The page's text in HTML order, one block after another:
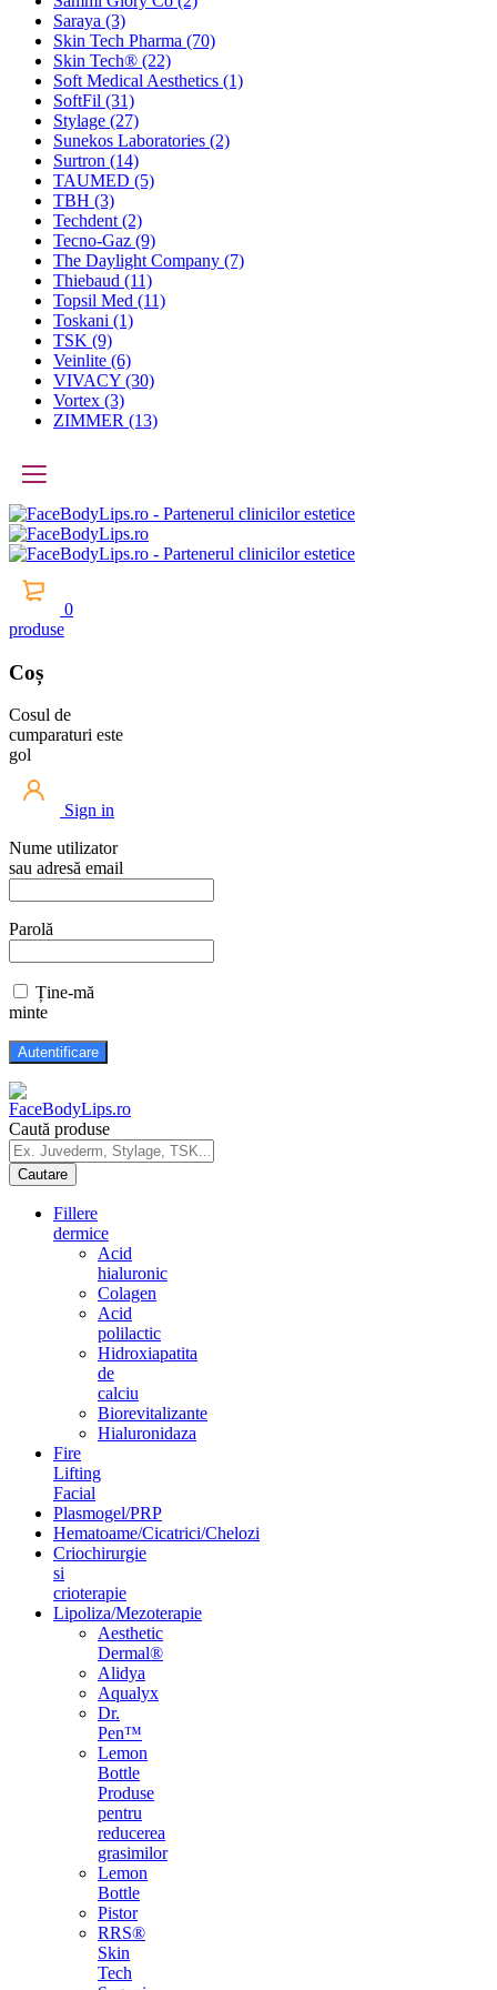
Saraya (3)
Skin Tech Pharma (70)
Skin Tech® (22)
Soft Medical Aesthetics (1)
SoftFil (31)
Stylage (27)
Sunekos Laboratories (2)
Surtron (14)
TAUMED (5)
TBH (3)
Techdent (2)
Tecno-Gaz (9)
The Daylight Company (7)
Thiebaud (11)
Topsil Med (11)
Toskani (1)
TSK (9)
Veinlite (6)
VIVACY (30)
Vortex (3)
ZIMMER (13)
0
produse
Coș
Cosul de
cumparaturi este
gol
Sign in
Nume utilizator
sau adresă email
Parolă
Ține-mă
minte
Caută produse
Fillere
dermice
Acid
hialuronic
Colagen
Acid
polilactic
Hidroxiapatita
de
calciu
Biorevitalizante
Hialuronidaza
Fire
Lifting
Facial
Plasmogel/PRP
Hematoame/Cicatrici/Chelozi
Criochirurgie
si
crioterapie
Lipoliza/Mezoterapie
Aesthetic
Dermal®
Alidya
Aqualyx
Dr.
Pen™
Lemon
Bottle
Produse
pentru
reducerea
grasimilor
Lemon
Bottle
Pistor
RRS®
Skin
Tech